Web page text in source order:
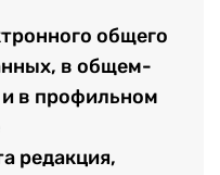
общего
в общем-
в профильном
редакция,